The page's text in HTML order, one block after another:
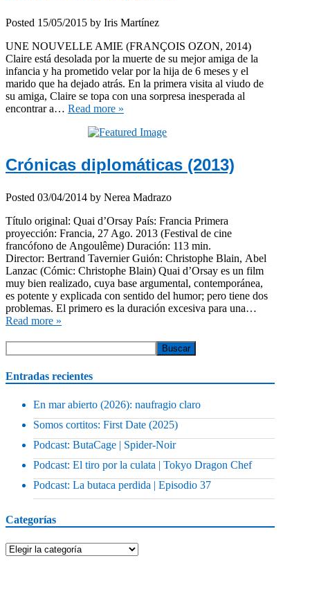
Posted 15/05/2015 by Iris Martínez
UNE NOUVELLE AMIE (FRANÇOIS OZON, 2014)
Claire está desolada por la muerte de su mejor amiga de la
infancia y ha prometido velar por la hija de 6 meses y el
marido que ha dejado atrás. En la primera visita al viudo de
su amiga, Claire se topa con una sorpresa inesperada al
encontrar a… Read more »
Crónicas diplomáticas (2013)
Posted 03/04/2014 by Nerea Madrazo
Título original: Quai d’Orsay País: Francia Primera
proyección: Francia, 27 Ago. 2013 (Festival de cine
francófono de Angoulême) Duración: 113 min.
Director: Bertrand Tavernier Guión: Christophe Blain, Abel
Lanzac (Cómic: Christophe Blain) Quai d’Orsay es un film
muy bien realizado, cuya base argumental, contemporánea,
es potente y explicada con sentido del humor; pero tiene dos
problemas. El primero es la duración excesiva para una…
Read more »
Entradas recientes
En mar abierto (2026): naufragio claro
Somos cortitos: First Date (2025)
Podcast: ButaCage | Spider-Noir
Podcast: El tiro por la culata | Tokyo Dragon Chef
Podcast: La butaca perdida | Episodio 37
Categorías
Categorías